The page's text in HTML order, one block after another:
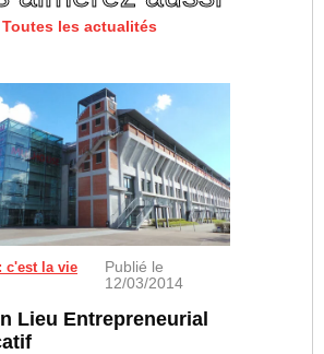
Toutes les actualités
c'est la vie
Publié le
12/03/2014
Lieu Entrepreneurial